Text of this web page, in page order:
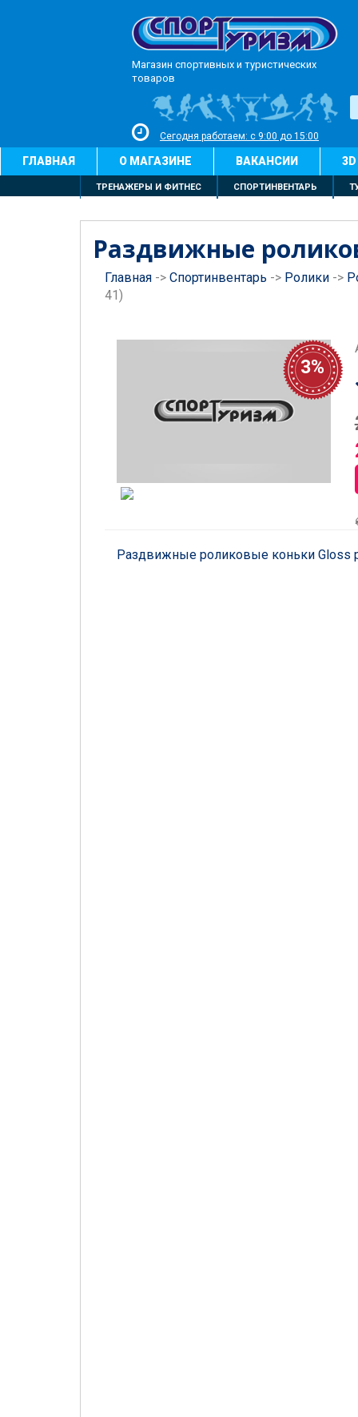
Магазин спортивных и туристических
товаров
Сегодня работаем: с 9:00 до 15:00
ГЛАВНАЯ О МАГАЗИНЕ ВАКАНСИИ
ТРЕНАЖЕРЫ И ФИТНЕС СПОРТИНВЕНТАРЬ
Раздвижные
Главная -> Спортинвентарь -> Ролики ->
41)
3%
Раздвижные роликовые коньки Gloss